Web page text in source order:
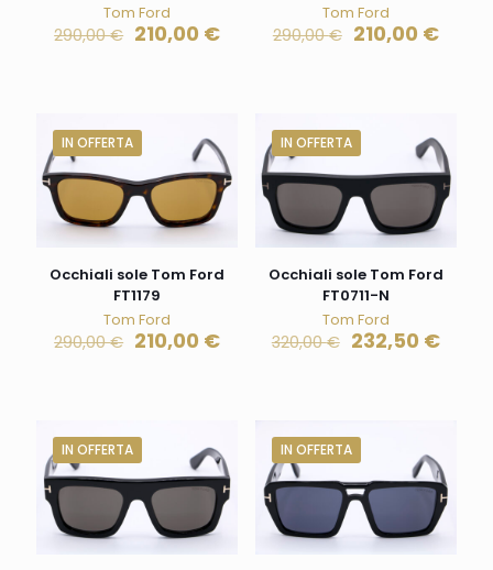
Tom Ford
290,00€ 210,00 €
Tom Ford
290,00€ 210,00 €
IN OFFERTA
Occhiali sole Tom Ford
FT1179
Tom Ford
290,00€ 210,00 €
IN OFFERTA
Occhiali sole Tom Ford
FT0711-N
Tom Ford
320,00€ 232,50 €
IN OFFERTA IN OFFERTA